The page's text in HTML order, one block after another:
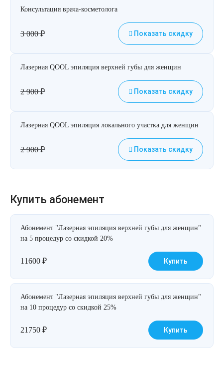
Консультация врача-косметолога
3 000₽ Показать скидку
Лазерная QOOL эпиляция верхней губы для женщин
2 900₽ Показать скидку
Лазерная QOOL эпиляция локального участка для женщин
2 900₽ Показать скидку
Купить абонемент
Абонемент "Лазерная эпиляция верхней губы для женщин"
на 5 процедур со скидкой 20%
11600 ₽ Купить
Абонемент "Лазерная эпиляция верхней губы для женщин"
на 10 процедур со скидкой 25%
21750 ₽ Купить